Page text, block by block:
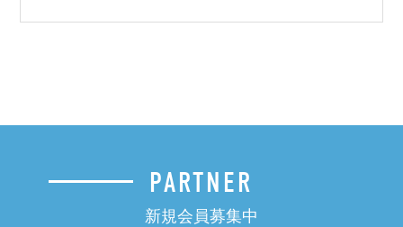
PARTNER
新規会員募集中